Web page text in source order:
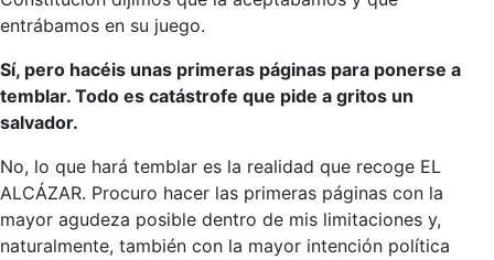
entrábamos en su juego.
Sí, pero hacéis unas primeras páginas para ponerse a
temblar. Todo es catástrofe que pide a gritos un
salvador.
No, lo que hará temblar es la realidad que recoge EL
ALCÁZAR. Procuro hacer las primeras páginas con la
mayor agudeza posible dentro de mis limitaciones y,
naturalmente, también con la mayor intención política